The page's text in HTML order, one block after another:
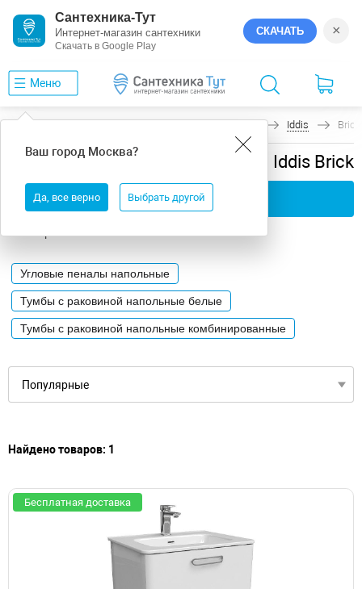
Сантехника-Тут
Интернет-магазин сантехники
Скачать в Google Play
СКАЧАТЬ ×
Меню
Ваш город Москва?
Да, все верно Выбрать другой
Iddis Brick
Мебель для ванной напольная Iddis Brick
Применить фильтры
Угловые пеналы напольные
Тумбы с раковиной напольные белые
Тумбы с раковиной напольные комбинированные
Найдено товаров: 1
Бесплатная доставка